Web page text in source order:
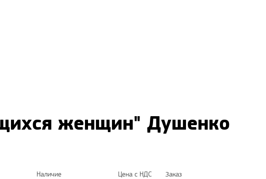
женщин" Душенко
Наличие Цена с НДС Заказ